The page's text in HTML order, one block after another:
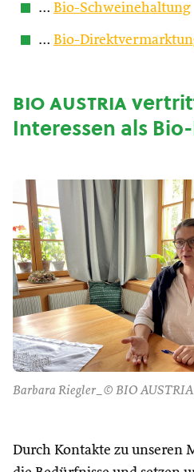
… Bio-Schweinehaltung
… Bio-
bio austria
Interessen als
Barbara Riegler_© BIO
Durch Kontakte zu unseren